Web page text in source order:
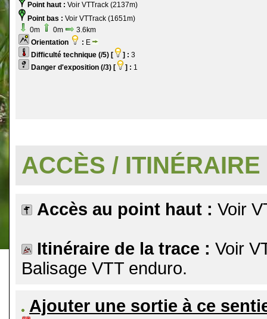
Point haut : Voir VTTrack (2137m)
Point bas : Voir VTTrack (1651m)
0m
0m
3.6km
Orientation
: E
Difficulté technique (/5) [
] : 3
Danger d'exposition (/3) [
] : 1
ACCÈS / ITINÉRAIRE
Accès au point haut : Voir
Itinéraire de la trace : Voir
Balisage VTT enduro.
Ajouter une sortie à ce